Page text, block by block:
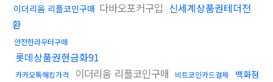
이더리움 리플코인구매 다바오포커구입 신세계상품권테더전
환
안전한라우터구매
롯데상품권현금화91
카카오톡해킹가격 이더리움 리플코인구매 비트코인카드결제
백화점